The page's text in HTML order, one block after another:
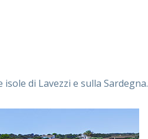
di Lavezzi e sulla Sardegna.